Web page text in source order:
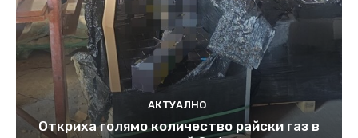
АКТУАЛНО
Откриха голямо количество райски газ в